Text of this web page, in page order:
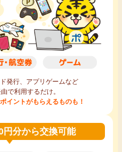
発行、アプリゲームなど
で利用するだけ。
イントがもらえるものも！
円分から交換可能